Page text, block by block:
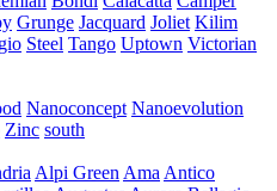
Grunge Jacquard Joliet Kilim
Steel Tango Uptown Victorian
Nanoconcept Nanoevolution
Zinc south
Alpi Green Ama Antico